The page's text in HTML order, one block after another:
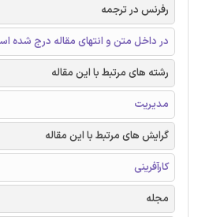
رفرنس در ترجمه
در داخل متن و انتهای مقاله درج شده
رشته های مرتبط با این مقاله
مدیریت
گرایش های مرتبط با این مقاله
کارآفرینی
مجله